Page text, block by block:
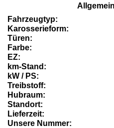
Fahrzeugtyp:
Karosserieform:
Türen:
Farbe:
EZ:
km-Stand:
kW / PS:
Treibstoff:
Hubraum:
Standort:
Lieferzeit:
Unsere Nummer: